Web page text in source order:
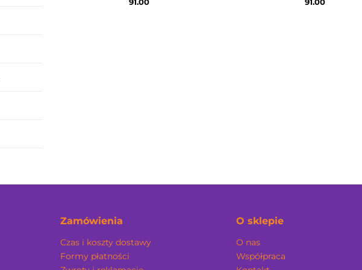
Zamówienia
Czas i koszty dostawy
Formy płatności
O sklepie
O nas
Współpraca